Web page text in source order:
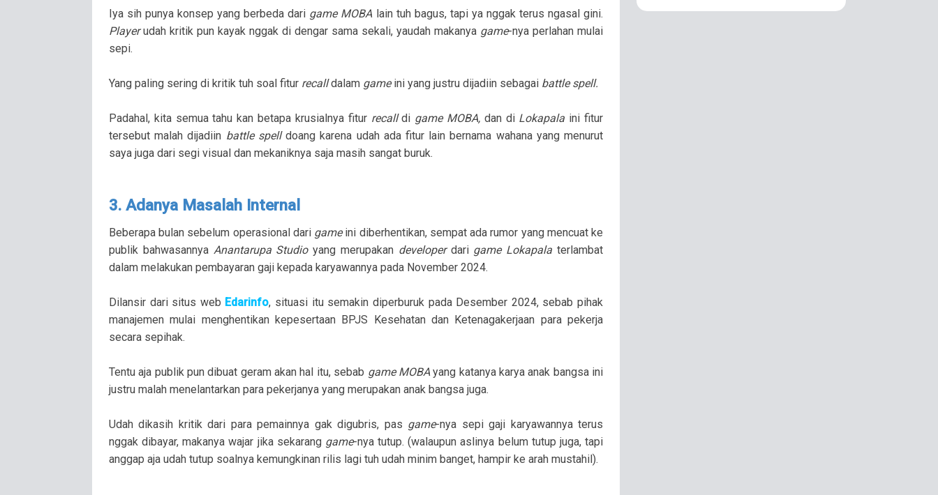
Iya sih punya konsep yang berbeda dari game MOBAlain tuh bagus, tapi ya nggak terus ngasal gini.
Playerudah kritik pun kayak nggak di dengar sama sekali, yaudah makanya game-nya perlahan mulai
sepi.
Yang paling sering di kritik tuh soal fitur recalldalam gameini yang justru dijadiin sebagai battle spell.
Padahal, kita semua tahu kan betapa krusialnya fitur recalldi game MOBA,dan diLokapala ini fitur
tersebut malah dijadiin battle spelldoang karena udah ada fitur lain bernama wahana yang menurut
saya juga dari segi visual dan mekaniknya saja masih sangat buruk.
3. Adanya Masalah Internal
Beberapa bulan sebelum operasional dari gameini diberhentikan, sempat ada rumor yang mencuat ke
publik bahwasannya Anantarupa Studioyang merupakan developer dari game Lokapalaterlambat
dalam melakukan pembayaran gaji kepada karyawannya pada November 2024.
Dilansir dari situs web Edarinfo, situasi itu semakin diperburuk pada Desember 2024, sebab pihak
manajemen mulai menghentikan kepesertaan BPJS Kesehatan dan Ketenagakerjaan para pekerja
secara sepihak.
Tentu aja publik pun dibuat geram akan hal itu, sebab game MOBAyang katanya karya anak bangsa ini
justru malah menelantarkan para pekerjanya yang merupakan anak bangsa juga.
Udah dikasih kritik dari para pemainnya gak digubris, pas game-nya sepi gaji karyawannya terus
nggak dibayar, makanya wajar jika sekarang game-nya tutup. (walaupun aslinya belum tutup juga, tapi
anggap aja udah tutup soalnya kemungkinan rilis lagi tuh udah minim banget, hampir ke arah mustahil).